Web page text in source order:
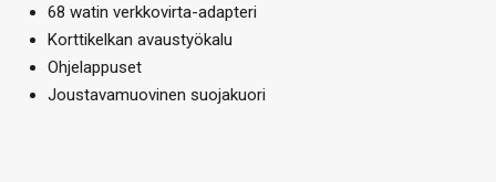
68 watin verkkovirta-adapteri
Korttikelkan avaustyökalu
Ohjelappuset
Joustavamuovinen suojakuori